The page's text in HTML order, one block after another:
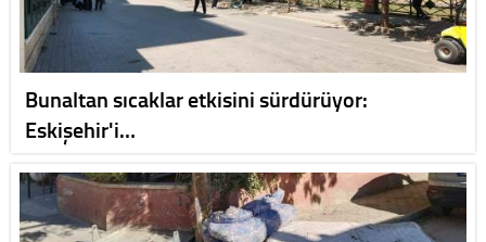
Bunaltan sıcaklar etkisini sürdürüyor:
Eskişehir'i…